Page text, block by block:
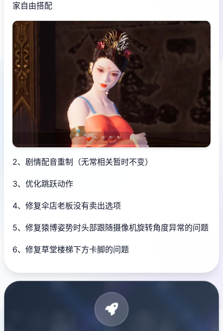
家自由搭配
2、剧情配音重制（无常相关暂时不变）
3、优化跳跃动作
4、修复伞店老板没有卖出选项
5、修复猿博姿势时头部跟随摄像机旋转角度异常的问题
6、修复草堂楼梯下方卡脚的问题